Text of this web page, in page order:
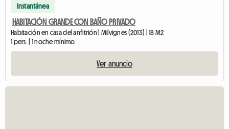
Instantánea
HABITACIÓN GRANDE CON BAÑO PRIVADO
Habitación en casa del anfitrión | Milvignes (2013) | 18 M2
1 pers. | 1 noche mínimo
Ver anuncio